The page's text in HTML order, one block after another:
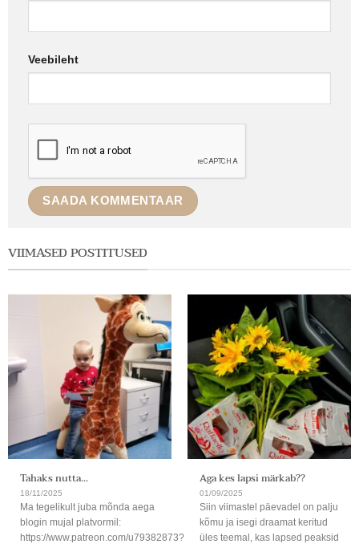
Veebileht
VIIMASED POSTITUSED
Tahaks nutta…
18/11/2025
Ma tegelikult juba mõnda aega
blogin mujal platvormil:
https://www.patreon.com/u79382873?
Aga kes lapsi märkab??
01/09/2025
Siin viimastel päevadel on palju
kõmu ja isegi draamat keritud
üles teemal, kas lapsed peaksid